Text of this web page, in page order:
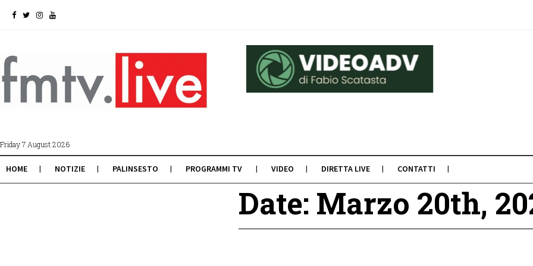
Friday 7 August 2026
HOME NOTIZIE PALINSESTO PROGRAMMI TV VIDEO DIRETTA LIVE CONTATTI
Date: Marzo 20th,